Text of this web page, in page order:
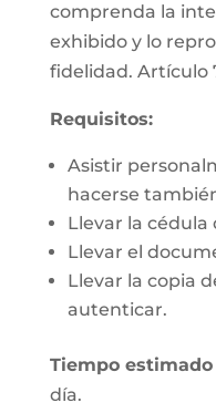
comprenda la
exhibido y lo
fidelidad. Artículo
Requisitos:
Asistir
hacerse
Llevar la cédula
Llevar el
Llevar la copia
autenticar.
Tiempo
día.